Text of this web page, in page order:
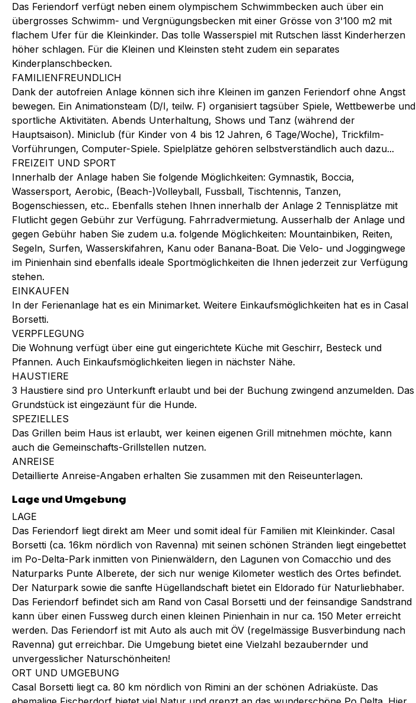
Das Feriendorf verfügt neben einem olympischem Schwimmbecken auch über ein
übergrosses Schwimm- und Vergnügungsbecken mit einer Grösse von 3'100 m2 mit
flachem Ufer für die Kleinkinder. Das tolle Wasserspiel mit Rutschen lässt Kinderherzen
höher schlagen. Für die Kleinen und Kleinsten steht zudem ein separates
Kinderplanschbecken.
FAMILIENFREUNDLICH
Dank der autofreien Anlage können sich ihre Kleinen im ganzen Feriendorf ohne Angst
bewegen. Ein Animationsteam (D/I, teilw. F) organisiert tagsüber Spiele, Wettbewerbe und
sportliche Aktivitäten. Abends Unterhaltung, Shows und Tanz (während der
Hauptsaison). Miniclub (für Kinder von 4 bis 12 Jahren, 6 Tage/Woche), Trickfilm-
Vorführungen, Computer-Spiele. Spielplätze gehören selbstverständlich auch dazu...
FREIZEIT UND SPORT
Innerhalb der Anlage haben Sie folgende Möglichkeiten: Gymnastik, Boccia,
Wassersport, Aerobic, (Beach-)Volleyball, Fussball, Tischtennis, Tanzen,
Bogenschiessen, etc.. Ebenfalls stehen Ihnen innerhalb der Anlage 2 Tennisplätze mit
Flutlicht gegen Gebühr zur Verfügung. Fahrradvermietung. Ausserhalb der Anlage und
gegen Gebühr haben Sie zudem u.a. folgende Möglichkeiten: Mountainbiken, Reiten,
Segeln, Surfen, Wasserskifahren, Kanu oder Banana-Boat. Die Velo- und Joggingwege
im Pinienhain sind ebenfalls ideale Sportmöglichkeiten die Ihnen jederzeit zur Verfügung
stehen.
EINKAUFEN
In der Ferienanlage hat es ein Minimarket. Weitere Einkaufsmöglichkeiten hat es in Casal
Borsetti.
VERPFLEGUNG
Die Wohnung verfügt über eine gut eingerichtete Küche mit Geschirr, Besteck und
Pfannen. Auch Einkaufsmöglichkeiten liegen in nächster Nähe.
HAUSTIERE
3 Haustiere sind pro Unterkunft erlaubt und bei der Buchung zwingend anzumelden. Das
Grundstück ist eingezäunt für die Hunde.
SPEZIELLES
Das Grillen beim Haus ist erlaubt, wer keinen eigenen Grill mitnehmen möchte, kann
auch die Gemeinschafts-Grillstellen nutzen.
ANREISE
Detaillierte Anreise-Angaben erhalten Sie zusammen mit den Reiseunterlagen.
Lage und Umgebung
LAGE
Das Feriendorf liegt direkt am Meer und somit ideal für Familien mit Kleinkinder. Casal
Borsetti (ca. 16km nördlich von Ravenna) mit seinen schönen Stränden liegt eingebettet
im Po-Delta-Park inmitten von Pinienwäldern, den Lagunen von Comacchio und des
Naturparks Punte Alberete, der sich nur wenige Kilometer westlich des Ortes befindet.
Der Naturpark sowie die sanfte Hügellandschaft bietet ein Eldorado für Naturliebhaber.
Das Feriendorf befindet sich am Rand von Casal Borsetti und der feinsandige Sandstrand
kann über einen Fussweg durch einen kleinen Pinienhain in nur ca. 150 Meter erreicht
werden. Das Feriendorf ist mit Auto als auch mit ÖV (regelmässige Busverbindung nach
Ravenna) gut erreichbar. Die Umgebung bietet eine Vielzahl bezaubernder und
unvergesslicher Naturschönheiten!
ORT UND UMGEBUNG
Casal Borsetti liegt ca. 80 km nördlich von Rimini an der schönen Adriaküste. Das